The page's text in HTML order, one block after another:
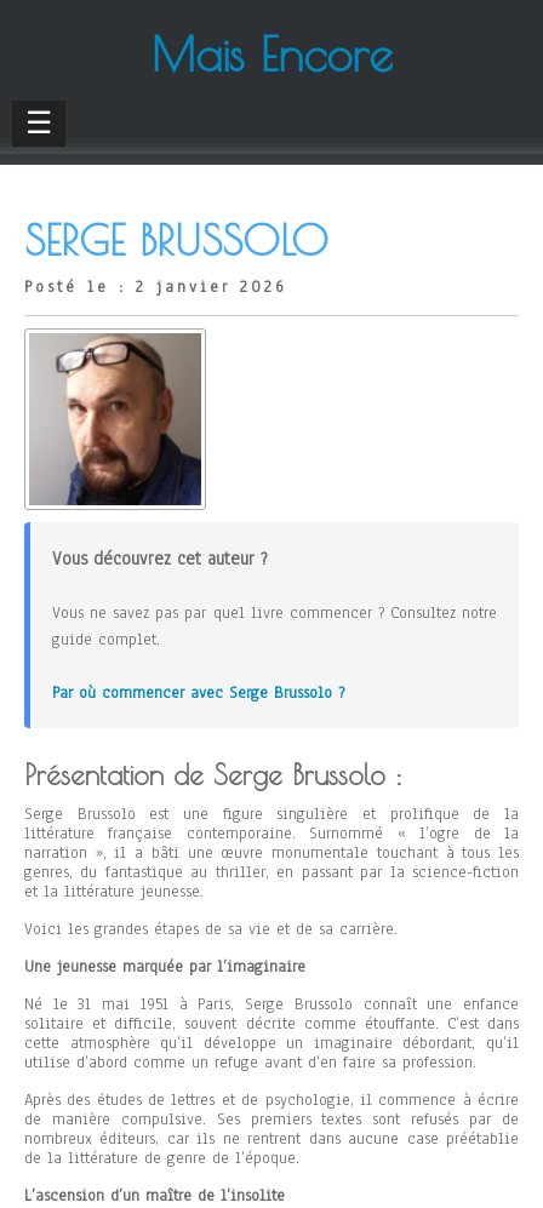
Mais Encore
☰
SERGE BRUSSOLO
Posté le : 2 janvier 2026
Vous découvrez cet auteur ?
Vous ne savez pas par quel livre commencer ? Consultez notre
guide complet.
Par où commencer avec Serge Brussolo ?
Présentation de Serge Brussolo :
Serge Brussolo est une figure singulière et prolifique de la
littérature française contemporaine. Surnommé « l’ogre de la
narration », il a bâti une œuvre monumentale touchant à tous les
genres, du fantastique au thriller, en passant par la science-fiction
et la littérature jeunesse.
Voici les grandes étapes de sa vie et de sa carrière.
Une jeunesse marquée par l’imaginaire
Né le 31 mai 1951 à Paris, Serge Brussolo connaît une enfance
solitaire et difficile, souvent décrite comme étouffante. C’est dans
cette atmosphère qu’il développe un imaginaire débordant, qu’il
utilise d’abord comme un refuge avant d’en faire sa profession.
Après des études de lettres et de psychologie, il commence à écrire
de manière compulsive. Ses premiers textes sont refusés par de
nombreux éditeurs, car ils ne rentrent dans aucune case préétablie
de la littérature de genre de l’époque.
L’ascension d’un maître de l’insolite